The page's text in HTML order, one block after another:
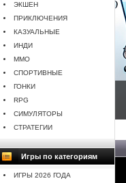
ЭКШЕН
ПРИКЛЮЧЕНИЯ
КАЗУАЛЬНЫЕ
ИНДИ
MMO
СПОРТИВНЫЕ
ГОНКИ
RPG
СИМУЛЯТОРЫ
СТРАТЕГИИ
Игры по категориям
ИГРЫ 2026 ГОДА